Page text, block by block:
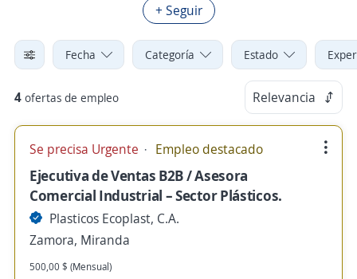
+ Seguir
Fecha Categoría Estado
4 ofertas de empleo Relevancia
Se precisa Urgente Empleo destacado
Ejecutiva de Ventas B2B / Asesora
Comercial Industrial – Sector Plásticos.
Plasticos Ecoplast, C.A.
Zamora, Miranda
500,00 $ (Mensual)